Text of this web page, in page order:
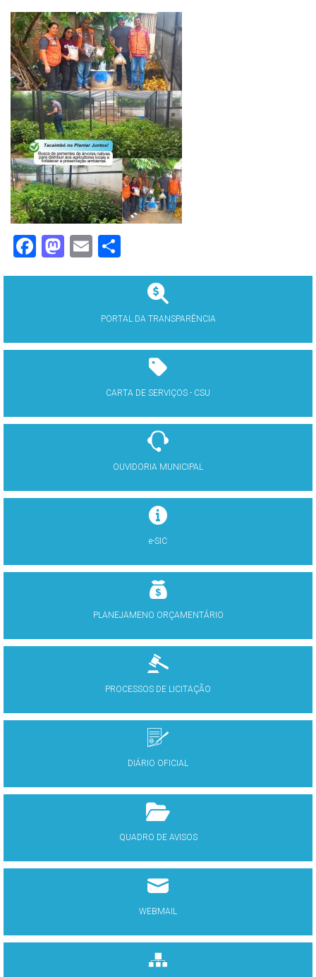
Facebook
Mastodon
Email
PORTAL DA TRANSPARÊNCIA
CARTA DE SERVIÇOS - CSU
OUVIDORIA MUNICIPAL
e-SIC
PLANEJAMENO ORÇAMENTÁRIO
PROCESSOS DE LICITAÇÃO
DIÁRIO OFICIAL
QUADRO DE AVISOS
WEBMAIL